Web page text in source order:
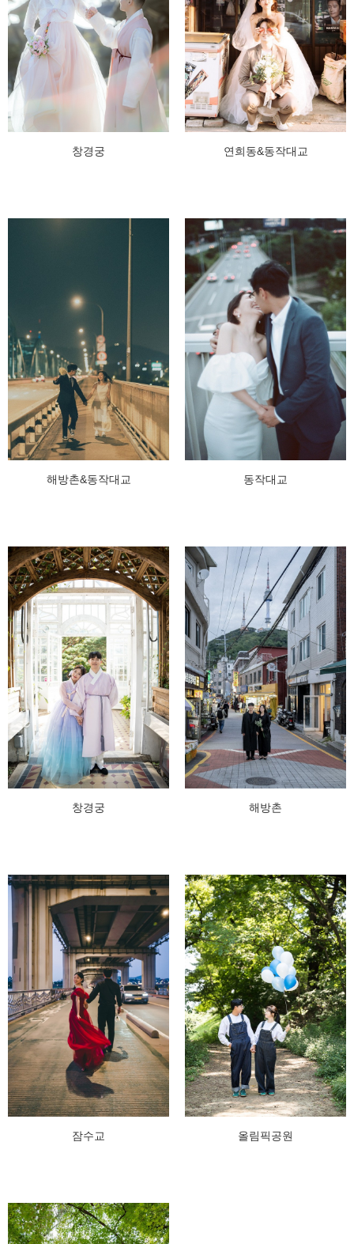
창경궁 연희동&동작대교
해방촌&동작대교 동작대교
창경궁 해방촌
잠수교 올림픽공원